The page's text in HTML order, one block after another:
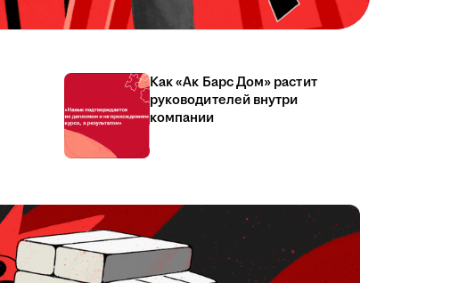
Как «Ак Барс Дом» растит
руководителей внутри
компании